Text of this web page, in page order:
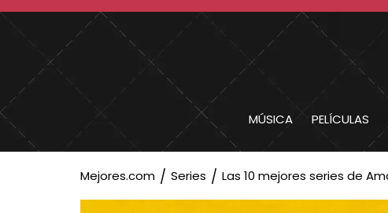
MÚSICA PELÍCULAS
Mejores.com Series Las 10 mejores series de